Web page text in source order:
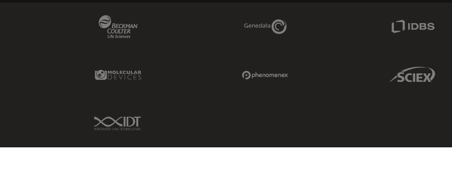
Genedata Link
Molecular Devices Link Sciex Link
IDT Link